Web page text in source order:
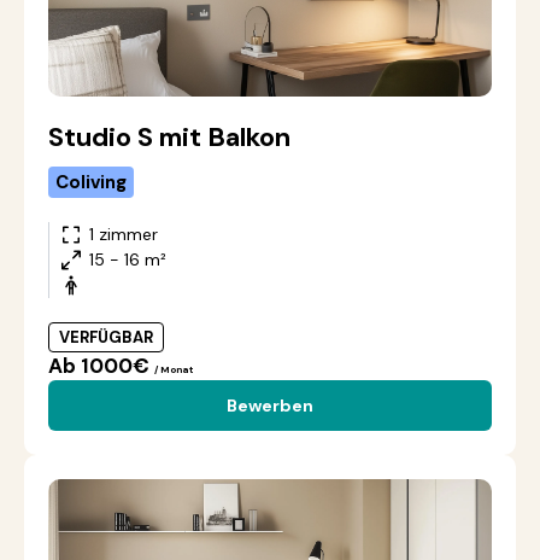
Studio S mit Balkon
Coliving
1 zimmer
15 - 16 m²
VERFÜGBAR
Ab 1000€ / Monat
Bewerben